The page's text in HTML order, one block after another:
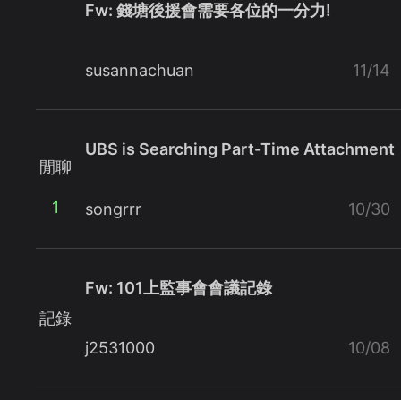
Fw: 錢塘後援會需要各位的一分力!
susannachuan 11/14
閒聊
1
UBS is Searching Part-Time Attachment
songrrr 10/30
記錄
Fw: 101上監事會會議記錄
j2531000 10/08